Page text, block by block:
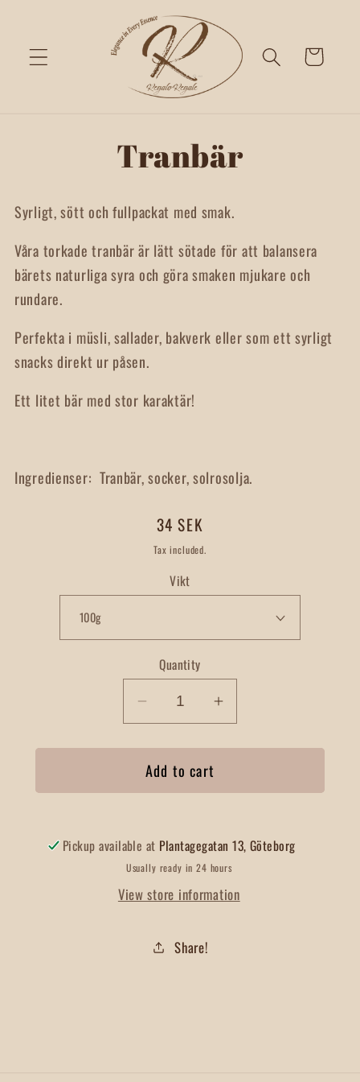
Cart
Tranbär
Syrligt, sött och fullpackat med smak.
Våra torkade tranbär är lätt sötade för att balansera
bärets naturliga syra och göra smaken mjukare och
rundare.
Perfekta i müsli, sallader, bakverk eller som ett syrligt
snacks direkt ur påsen.
Ett litet bär med stor karaktär!
Ingredienser: Tranbär, socker, solrosolja.
Regular
price
34 SEK
Tax included.
Vikt
Quantity
Decrease
for
Tranbär
Increase
for
Add to cart
Pickup available at Plantagegatan 13, Göteborg
Usually ready in 24 hours
View store information
Share!